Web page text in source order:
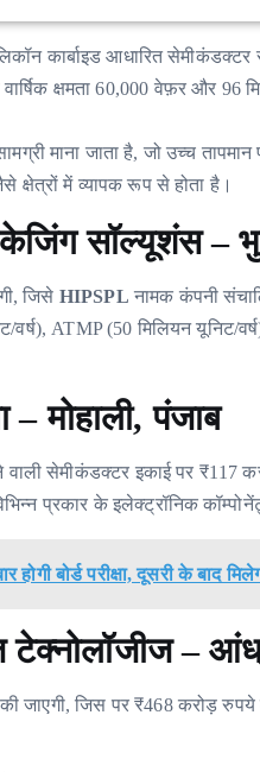
कार्बाइड आधारित
क्षमता 60,000 वेफ़र और
माना जाता है, जो उच्च
में व्यापक रूप से होता है।
सॉल्यूशंस –
जिसे HIPSPL नामक कंपनी
वर्ष), ATMP (50 मिलियन यूनिट/
– मोहाली, पंजाब
वाली सेमीकंडक्टर इकाई पर ₹117
प्रकार के इलेक्ट्रॉनिक
बोर्ड परीक्षा, दूसरी के बाद
टेक्नोलॉजीज –
की जाएगी, जिस पर ₹468 करोड़